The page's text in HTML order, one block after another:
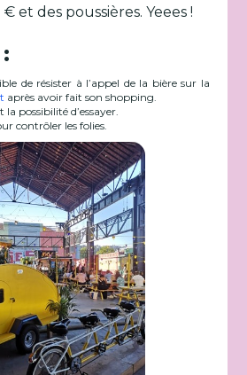
et des poussières. Yeees !
de résister à l’appel de la bière sur la
après avoir fait son shopping.
la possibilité d’essayer.
contrôler les folies.